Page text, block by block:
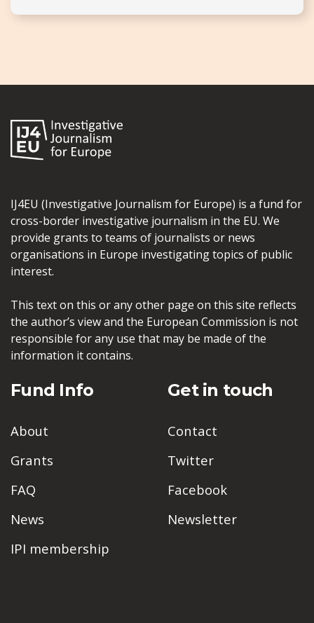
IJ4EU (Investigative Journalism for Europe) is a fund for
cross-border investigative journalism in the EU. We
provide grants to teams of journalists or news
organisations in Europe investigating topics of public
interest.
This text on this or any other page on this site reflects
the author’s view and the European Commission is not
responsible for any use that may be made of the
information it contains.
Fund Info
About
Grants
FAQ
News
IPI membership
Get in touch
Contact
Twitter
Facebook
Newsletter